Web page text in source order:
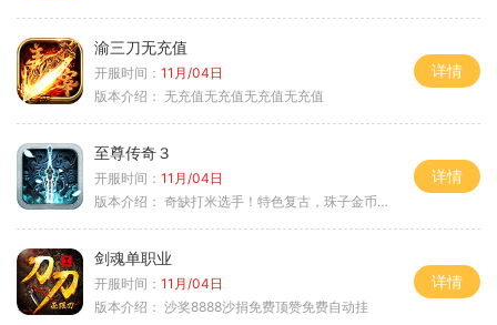
渝三刀无充值
开服时间： 11月/04日
版本介绍： 无充值无充值无充值无充值
详情
至尊传奇３
开服时间： 11月/04日
版本介绍： 奇缺打米选手！特色复古，珠子金币释放珠子
详情
剑魂单职业
开服时间： 11月/04日
版本介绍： 沙奖8888沙捐免费顶赞免费自动挂
详情